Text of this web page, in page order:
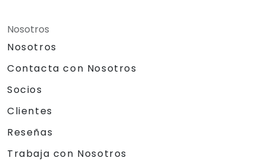
Nosotros
Nosotros
Contacta con Nosotros
Socios
Clientes
Reseñas
Trabaja con Nosotros